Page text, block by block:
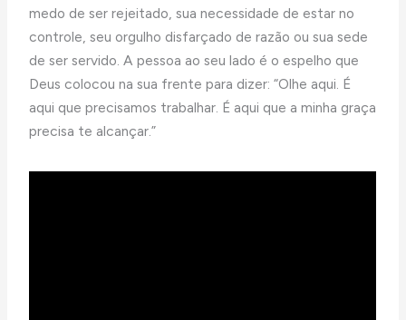
medo de ser rejeitado, sua necessidade de estar no
controle, seu orgulho disfarçado de razão ou sua sede
de ser servido. A pessoa ao seu lado é o espelho que
Deus colocou na sua frente para dizer: “Olhe aqui. É
aqui que precisamos trabalhar. É aqui que a minha graça
precisa te alcançar.”